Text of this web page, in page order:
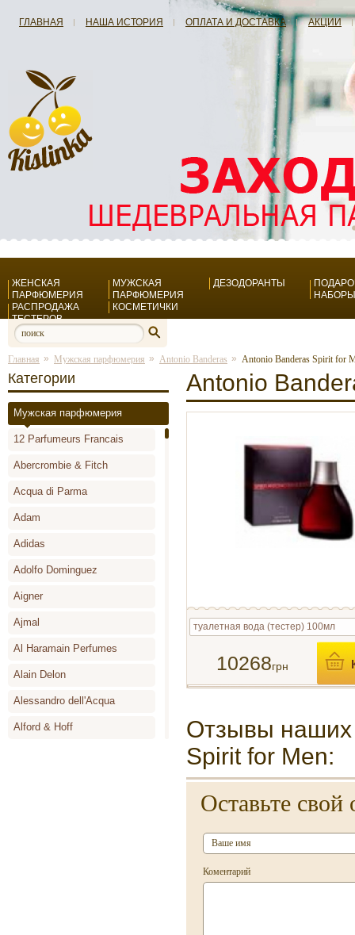
ГЛАВНАЯ НАША ИСТОРИЯ ОПЛАТА И ДОСТАВКА АКЦИИ
ЖЕНСКАЯ
ПАРФЮМЕРИЯ
МУЖСКАЯ
ПАРФЮМЕРИЯ
ДЕЗОДОРАНТЫ
НАБОРЫ
РАСПРОДАЖА
ТЕСТЕРОВ
КОСМЕТИЧКИ
Главная » Мужская парфюмерия » Antonio Banderas » Antonio Banderas Spirit for
Категории
Мужская парфюмерия
12 Parfumeurs Francais
Abercrombie & Fitch
Acqua di Parma
Adam
Adidas
Adolfo Dominguez
Aigner
Ajmal
Al Haramain Perfumes
Alain Delon
Alessandro dell'Acqua
Alford & Hoff
Antonio
туалетная вода (тестер) 100мл
10268грн
Отзывы наших
Spirit for Men:
Оставьте свой
Коментарий